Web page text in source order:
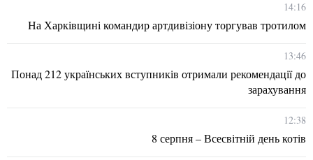
14:16
На Харківщині командир артдивізіону торгував тротилом
13:46
Понад 212 українських вступників отримали рекомендації до
зарахування
12:38
8 серпня – Всесвітній день котів